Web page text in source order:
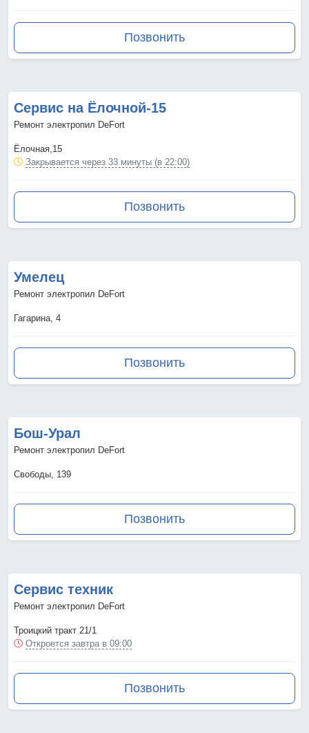
Позвонить
Сервис на Ёлочной-15
Ремонт электропил DeFort
Ёлочная,15
Закрывается через 33 минуты (в 22:00)
Позвонить
Умелец
Ремонт электропил DeFort
Гагарина, 4
Позвонить
Бош-Урал
Ремонт электропил DeFort
Свободы, 139
Позвонить
Сервис техник
Ремонт электропил DeFort
Троицкий тракт 21/1
Откроется завтра в 09:00
Позвонить